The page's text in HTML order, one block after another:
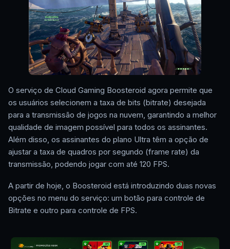
O serviço de Cloud Gaming Boosteroid agora permite que
os usuários selecionem a taxa de bits (bitrate) desejada
para a transmissão de jogos na nuvem, garantindo a melhor
qualidade de imagem possível para todos os assinantes.
Além disso, os assinantes do plano Ultra têm a opção de
ajustar a taxa de quadros por segundo (frame rate) da
transmissão, podendo jogar com até 120 FPS.
A partir de hoje, o Boosteroid está introduzindo duas novas
opções no menu do serviço: um botão para controle de
Bitrate e outro para controle de FPS.